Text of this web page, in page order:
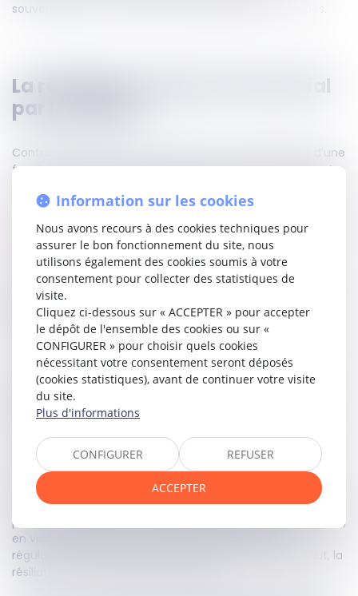
souverainement la gravité des manquements invoqués.
La résiliation du bail commercial
par le bailleur
Contrairement au locataire, le bailleur ne dispose pas d’une
faculté de résiliation aussi étendue. En principe,il ne peut
avec ou sans offre de renouvellement(article L.145-9 du
acte extrajudiciaire au moins six mois à l’avanceet
préciser les motifs invoqués, sous peine de nullité.
Lorsque le bailleur refuse le renouvellement, il est en
principe tenu de verser une indemnité d’éviction au
locataire, destinée à compenser la perte du fonds de
commerce.
Le bailleur peut égalementdonner congé à l’expiration
d’une période triennale pour certains
motifs (reconstruction, surélévation, travaux de
restauration immobilière, etc.). Là encore,
d’éviction est en principe due.
Lorsque le locataire manque à ses obligations, le
bailleur peut solliciter la résiliation du bail
. Si une clause
résolutoire est prévue dans le contrat de bail, il devra au
préalable délivrer un commandement de payer ou de faire,
en visant cette clause, afin que le locataire puise
régulariser sa situation dans un délai d’un mois. À défaut, la
résiliation sera constatée par le juge.
Information sur les cookies
Nous avons recours à des cookies techniques pour
assurer le bon fonctionnement du site, nous
utilisons également des cookies soumis à votre
consentement pour collecter des statistiques de
visite.
Cliquez ci-dessous sur « ACCEPTER » pour accepter
le dépôt de l'ensemble des cookies ou sur «
CONFIGURER » pour choisir quels cookies
nécessitant votre consentement seront déposés
(cookies statistiques), avant de continuer votre visite
du site.
Plus d'informations
CONFIGURER REFUSER
ACCEPTER